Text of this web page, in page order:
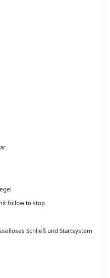
follow to stop
Schließ und Startsystem